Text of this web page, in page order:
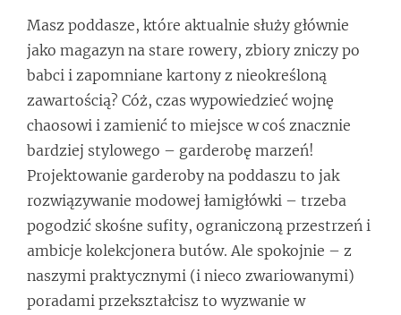
Masz poddasze, które aktualnie służy głównie
jako magazyn na stare rowery, zbiory zniczy po
babci i zapomniane kartony z nieokreśloną
zawartością? Cóż, czas wypowiedzieć wojnę
chaosowi i zamienić to miejsce w coś znacznie
bardziej stylowego – garderobę marzeń!
Projektowanie garderoby na poddaszu to jak
rozwiązywanie modowej łamigłówki – trzeba
pogodzić skośne sufity, ograniczoną przestrzeń i
ambicje kolekcjonera butów. Ale spokojnie – z
naszymi praktycznymi (i nieco zwariowanymi)
poradami przekształcisz to wyzwanie w